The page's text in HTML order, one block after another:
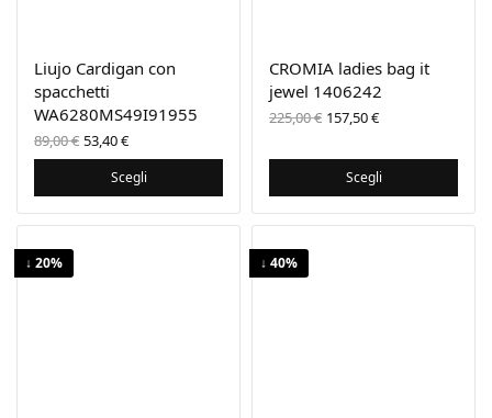
Liujo Cardigan con
spacchetti
WA6280MS49I91955
89,00€ Il prezzo
originale
era:
89,00 €.
53,40€Il
prezzo
attuale
è:
53,40 €.
Scegli
CROMIA ladies bag it
jewel 1406242
225,00€ Il prezzo
originale
225,00 €.
157,50€Il prezzo
157,50 €.
Scegli
↓ 20% ↓ 40%